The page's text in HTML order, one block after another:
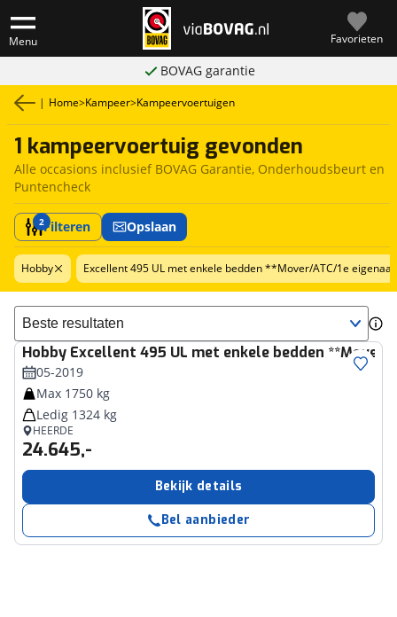
Menu Favorieten
BOVAG garantie
| Home>Kampeer>Kampeervoertuigen
1 kampeervoertuig gevonden
Alle occasions inclusief BOVAG Garantie, Onderhoudsbeurt en
Puntencheck
2Filteren Opslaan
Hobby Excellent 495 UL met enkele bedden **Mover/ATC/1e
Sorteer resultaten
Hobby Excellent 495 UL met enkele bedden **Mover/
05-2019
Max 1750 kg
Ledig 1324 kg
HEERDE
24.645,-
Bekijk details
Bel aanbieder